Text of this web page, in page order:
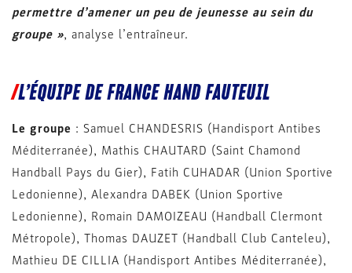
permettre d’amener un peu de jeunesse au sein du
groupe », analyse l’entraîneur.
L’ÉQUIPE DE FRANCE HAND FAUTEUIL
Le groupe : Samuel CHANDESRIS (Handisport Antibes
Méditerranée), Mathis CHAUTARD (Saint Chamond
Handball Pays du Gier), Fatih CUHADAR (Union Sportive
Ledonienne), Alexandra DABEK (Union Sportive
Ledonienne), Romain DAMOIZEAU (Handball Clermont
Métropole), Thomas DAUZET (Handball Club Canteleu),
Mathieu DE CILLIA (Handisport Antibes Méditerranée),